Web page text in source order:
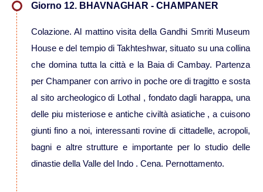
Viaggi in Cile
Viaggi in Colombia
Viaggi in Ecuador Galapagos
Viaggi in Peru'
Giorno 12. BHAVNAGHAR - CHAMPANER
Colazione. Al mattino visita della Gandhi Smriti Museum
House e del tempio di Takhteshwar, situato su una collina
che domina tutta la città e la Baia di Cambay. Partenza
per Champaner con arrivo in poche ore di tragitto e sosta
al sito archeologico di Lothal , fondato dagli harappa, una
delle piu misteriose e antiche civiltà asiatiche , a cuisono
giunti fino a noi, interessanti rovine di cittadelle, acropoli,
bagni e altre strutture e importante per lo studio delle
dinastie della Valle del Indo . Cena. Pernottamento.